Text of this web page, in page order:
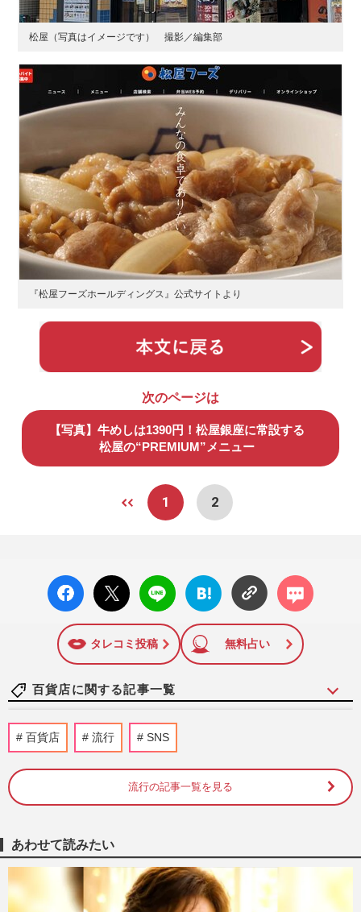
松屋（写真はイメージです） 撮影／編集部
『松屋フーズホールディングス』公式サイトより
次のページは
【写真】牛めしは1390円！松屋銀座に常設する
松屋の“PREMIUM”メニュー
1 2
facebo
ok い
X ポス
ト
LINE
はてな
ブック
に追加
コメン
ト
タレコミ投稿 無料占い
百貨店に関する記事一覧
名古屋の巨大マネキン“ナナちゃん”の初お
手振りに「動くの？」「涙が出そう」の
週刊女性PRIME 2026/2/20
惑！ ジェリーキャット酷似で伊勢丹中止
か
週刊女性PRIME
百貨店 流行 SNS
流行の記事一覧を見る
あわせて読みたい